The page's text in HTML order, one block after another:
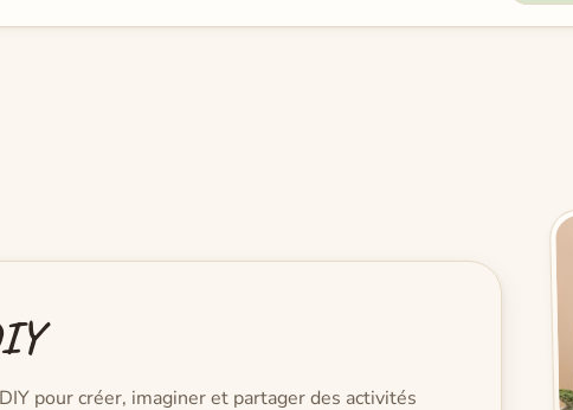
pour créer, imaginer et partager des activités